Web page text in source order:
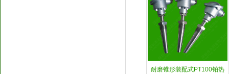
耐磨锥形装配式PT100铂热